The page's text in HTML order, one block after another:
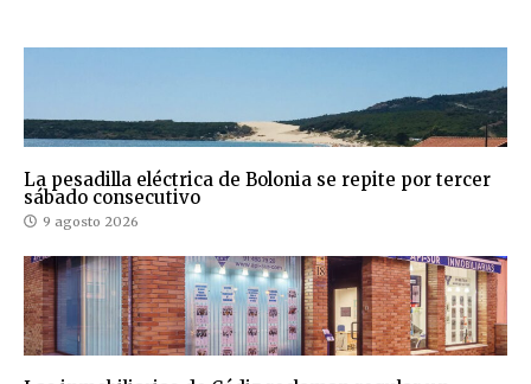
La pesadilla eléctrica de Bolonia se repite por tercer
sábado consecutivo
9 agosto 2026